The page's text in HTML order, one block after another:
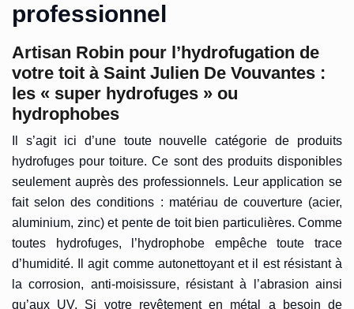
professionnel
Artisan Robin pour l’hydrofugation de
votre toit à Saint Julien De Vouvantes :
les « super hydrofuges » ou
hydrophobes
Il s’agit ici d’une toute nouvelle catégorie de produits
hydrofuges pour toiture. Ce sont des produits disponibles
seulement auprès des professionnels. Leur application se
fait selon des conditions : matériau de couverture (acier,
aluminium, zinc) et pente de toit bien particulières. Comme
toutes hydrofuges, l’hydrophobe empêche toute trace
d’humidité. Il agit comme autonettoyant et il est résistant à
la corrosion, anti-moisissure, résistant à l’abrasion ainsi
qu’aux UV. Si votre revêtement en métal a besoin de